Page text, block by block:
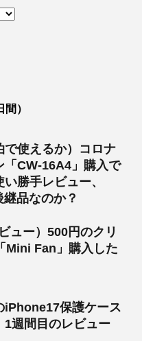
）
で使えるか）コロナ
「CW-16A4」購入で
勝手レビュー、
品なのか？
ュー）500円のクリ
Mini Fan」購入した
iPhone17保護ケース
1週間目のレビュー